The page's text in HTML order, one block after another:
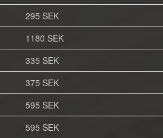
295 SEK
1180 SEK
335 SEK
375 SEK
595 SEK
595 SEK